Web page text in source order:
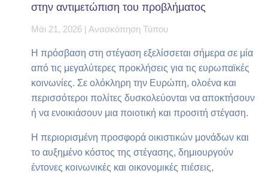
στην αντιμετώπιση του προβλήματος
Μάι 21, 2026 | Ανασκόπηση Τύπου
Η πρόσβαση στη στέγαση εξελίσσεται σήμερα σε μία
από τις μεγαλύτερες προκλήσεις για τις ευρωπαϊκές
κοινωνίες. Σε ολόκληρη την Ευρώπη, ολοένα και
περισσότεροι πολίτες δυσκολεύονται να αποκτήσουν
ή να ενοικιάσουν μια ποιοτική και προσιτή στέγαση.
Η περιορισμένη προσφορά οικιστικών μονάδων και
το αυξημένο κόστος της στέγασης, δημιουργούν
έντονες κοινωνικές και οικονομικές πιέσεις,